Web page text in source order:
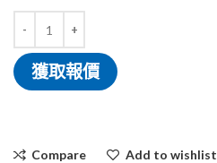
獲取報價
Compare Add to wishlist